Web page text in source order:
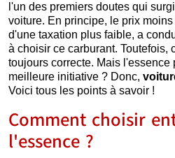
l'un des premiers doutes qui
voiture. En principe, le prix
d'une taxation plus faible, a
à choisir ce carburant. Toutefois,
toujours correcte. Mais l'essence
meilleure initiative ? Donc,
Voici tous les points à savoir !
Comment choisir
l'essence ?